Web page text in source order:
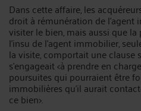
Dans cette affaire, les
droit à rémunération de
visiter le bien, mais aussi que
l'insu de l'agent immobilier,
la visite, comportait une clause
s'engageait <à prendre en
poursuites qui pourraient être
immobilières qu'il aurait
ce bien>.